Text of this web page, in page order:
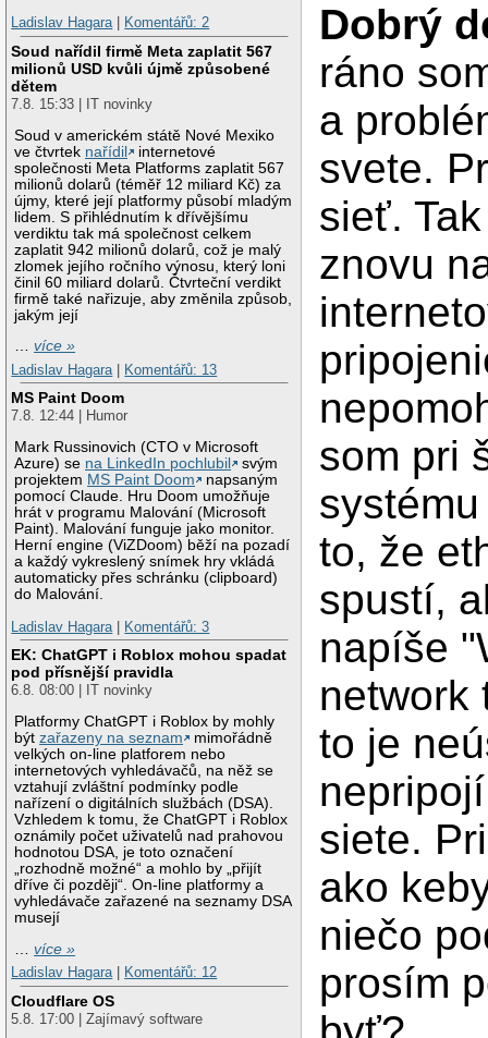
Ladislav Hagara| Komentářů: 2
Soud nařídil firmě Meta zaplatit 567
milionů USD kvůli újmě způsobené
dětem
7.8. 15:33 | IT novinky
Soud v americkém státě Nové Mexiko
ve čtvrtek nařídil
internetové
společnosti Meta Platforms zaplatit 567
milionů dolarů (téměř 12 miliard Kč) za
újmy, které její platformy působí mladým
lidem. S přihlédnutím k dřívějšímu
verdiktu tak má společnost celkem
zaplatit 942 milionů dolarů, což je malý
zlomek jejího ročního výnosu, který loni
činil 60 miliard dolarů. Čtvrteční verdikt
firmě také nařizuje, aby změnila způsob,
jakým její
…více »
Ladislav Hagara
Komentářů: 13
MS Paint Doom
7.8. 12:44 | Humor
Mark Russinovich (CTO v Microsoft
Azure) se na LinkedIn pochlubil
svým
projektem MS Paint Doom
napsaným
pomocí Claude. Hru Doom umožňuje
hrát v programu Malování (Microsoft
Paint). Malování funguje jako monitor.
Herní engine (ViZDoom) běží na pozadí
a každý vykreslený snímek hry vkládá
automaticky přes schránku (clipboard)
do Malování.
Ladislav Hagara
Komentářů: 3
EK: ChatGPT i Roblox mohou spadat
pod přísnější pravidla
6.8. 08:00 | IT novinky
Platformy ChatGPT i Roblox by mohly
býtzařazeny na seznam
mimořádně
velkých on-line platforem nebo
internetových vyhledávačů, na něž se
vztahují zvláštní podmínky podle
nařízení o digitálních službách (DSA).
Vzhledem k tomu, že ChatGPT i Roblox
oznámily počet uživatelů nad prahovou
hodnotou DSA, je toto označení
„rozhodně možné“ a mohlo by „přijít
dříve či později“. On-line platformy a
vyhledávače zařazené na seznamy DSA
musejí
…více »
Ladislav Hagara| Komentářů: 12
Cloudflare OS
5.8. 17:00 | Zajímavý software
Dobrý
ráno
a
svete.
sieť.
znovu
som pri
to, že
spustí,
napíše
network
to je
siete.
ako
niečo
prosím